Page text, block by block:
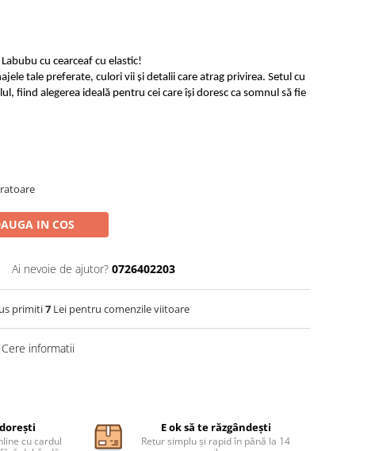
cu cearceaf cu elastic!
tale preferate, culori vii și detalii care atrag privirea. Setul cu
fiind alegerea ideală pentru cei care își doresc ca somnul să fie
IN COS
Ai nevoie de ajutor? 0726402203
primiti7 Lei pentru comenzile viitoare
Cere informatii
cu cardul
E ok să te răzgândești
Retur simplu și rapid în până la 14